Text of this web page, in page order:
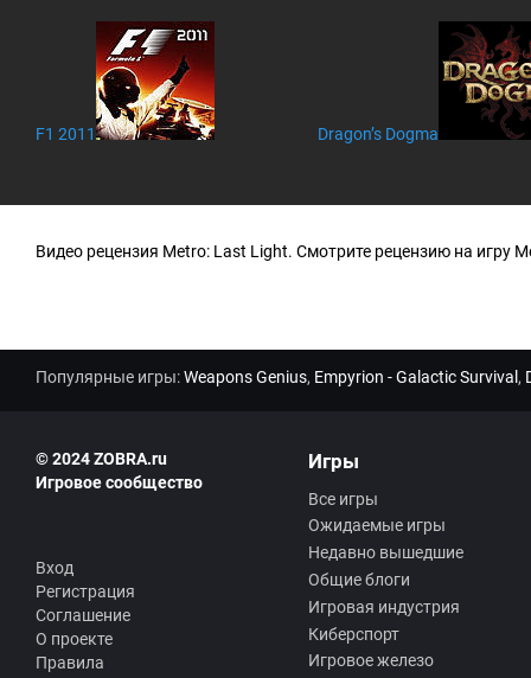
F1 2011 Dragon’s Dogma
Видео рецензия Metro: Last Light. Смотрите рецензию на игру
Популярные игры:Weapons Genius, Empyrion - Galactic Survival ,
© 2024 ZOBRA.ru
Игровое сообщество
Вход
Регистрация
Соглашение
О проекте
Правила
Игры
Все игры
Ожидаемые игры
Недавно вышедшие
Общие блоги
Игровая индустрия
Киберспорт
Игровое железо